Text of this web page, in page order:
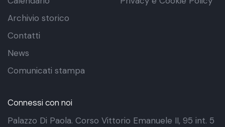
Archivio storico
Contatti
News
Comunicati stampa
Connessi con noi
Palazzo Di Paola. Corso Vittorio Emanuele II, 95 int. 5